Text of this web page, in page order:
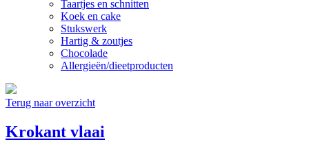
Taartjes en schnitten
Koek en cake
Stukswerk
Hartig & zoutjes
Chocolade
Allergieën/dieetproducten
Terug naar overzicht
Krokant vlaai